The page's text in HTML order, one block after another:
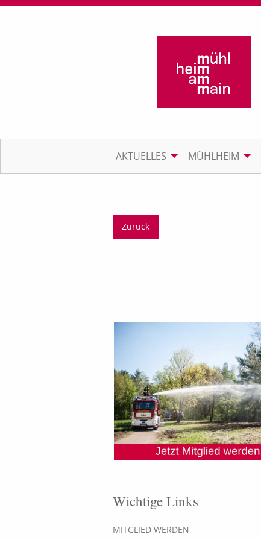
AKTUELLES MÜHLHEIM
Zurück
Wichtige Links
MITGLIED WERDEN